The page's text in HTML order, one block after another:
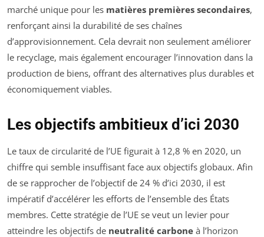
marché unique pour les matières premières secondaires,
renforçant ainsi la durabilité de ses chaînes
d’approvisionnement. Cela devrait non seulement améliorer
le recyclage, mais également encourager l’innovation dans la
production de biens, offrant des alternatives plus durables et
économiquement viables.
Les objectifs ambitieux d’ici 2030
Le taux de circularité de l’UE figurait à 12,8 % en 2020, un
chiffre qui semble insuffisant face aux objectifs globaux. Afin
de se rapprocher de l’objectif de 24 % d’ici 2030, il est
impératif d’accélérer les efforts de l’ensemble des États
membres. Cette stratégie de l’UE se veut un levier pour
atteindre les objectifs de neutralité carbone à l’horizon